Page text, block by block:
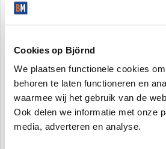
Cookies op Björnd
We plaatsen functionele cookies
behoren te laten functioneren en
waarmee wij het gebruik van de
Ook delen we informatie met onze
media, adverteren en analyse.
Helpen met uw business
Als u wilt een bedrijf te starten, is
een business plan te maken.
helpen!
Het business plan template is
een business plan. Wat is het